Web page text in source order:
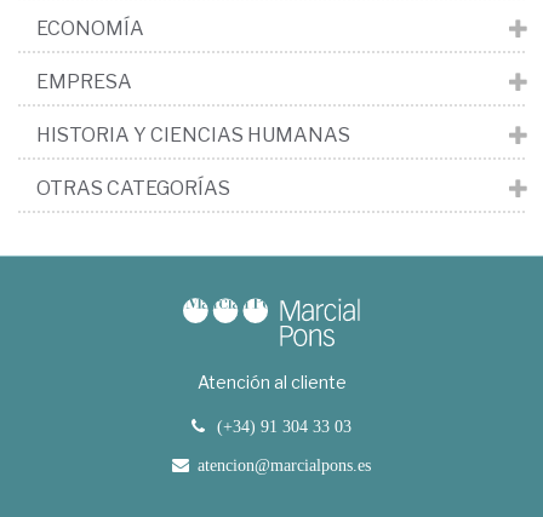
ECONOMÍA
EMPRESA
HISTORIA Y CIENCIAS HUMANAS
OTRAS CATEGORÍAS
Atención al cliente
(+34) 91 304 33 03
atencion@marcialpons.es